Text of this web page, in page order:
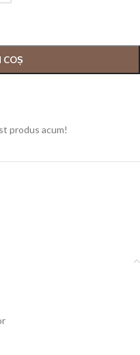
COȘ
produs acum!